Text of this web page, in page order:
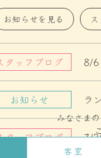
みなさま
客室
お知らせを見る
タッフブログ 8/
お知らせ ラ
タッフブログ 7/